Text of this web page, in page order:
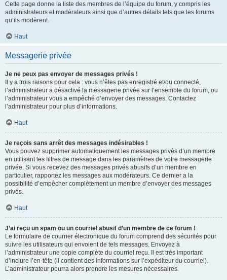
Cette page donne la liste des membres de l’équipe du forum, y compris les
administrateurs et modérateurs ainsi que d’autres détails tels que les forums
qu’ils modèrent.
Haut
Messagerie privée
Je ne peux pas envoyer de messages privés !
Il y a trois raisons pour cela : vous n’êtes pas enregistré et/ou connecté,
l’administrateur a désactivé la messagerie privée sur l’ensemble du forum, ou
l’administrateur vous a empêché d’envoyer des messages. Contactez
l’administrateur pour plus d’informations.
Haut
Je reçois sans arrêt des messages indésirables !
Vous pouvez supprimer automatiquement les messages privés d’un membre
en utilisant les filtres de message dans les paramètres de votre messagerie
privée. Si vous recevez des messages privés abusifs d’un membre en
particulier, rapportez les messages aux modérateurs. Ce dernier a la
possibilité d’empêcher complètement un membre d’envoyer des messages
privés.
Haut
J’ai reçu un spam ou un courriel abusif d’un membre de ce forum !
Le formulaire de courrier électronique du forum comprend des sécurités pour
suivre les utilisateurs qui envoient de tels messages. Envoyez à
l’administrateur une copie complète du courriel reçu. Il est très important
d’inclure l’en-tête (il contient des informations sur l’expéditeur du courriel).
L’administrateur pourra alors prendre les mesures nécessaires.